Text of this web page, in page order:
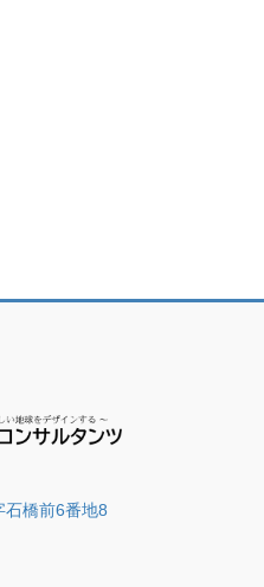
石橋前6番地8